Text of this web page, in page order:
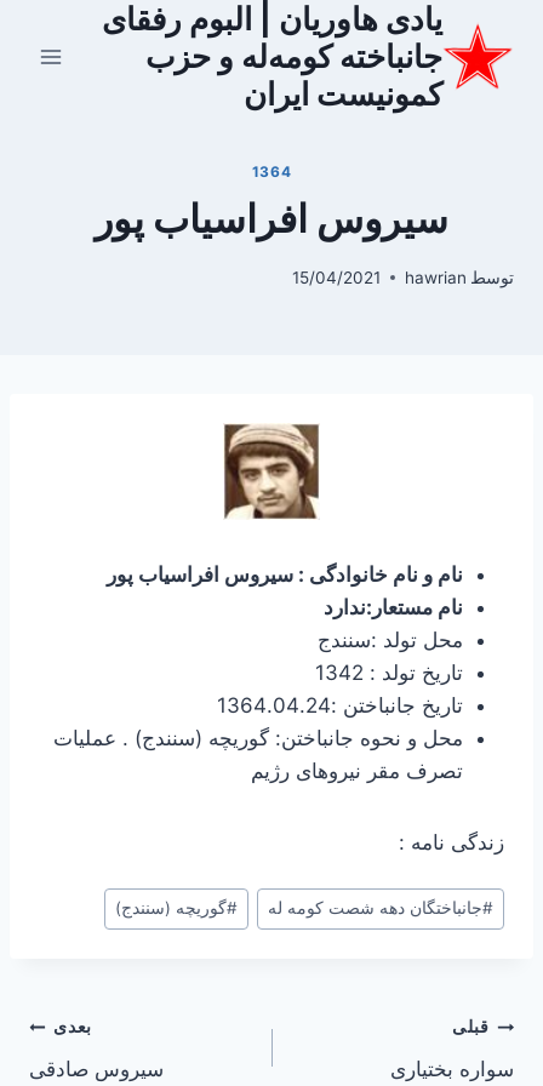
محتوا
یادی هاوریان | البوم رفقای
جانباخته کومه‌له و حزب
کمونیست ایران
1364
سیروس افراسیاب پور
توسط hawrian
15/04/2021
نام و نام خانوادگی : سیروس افراسیاب پور
نام مستعار:ندارد
محل تولد :سنندج
تاریخ تولد : 1342
تاریخ جانباختن :1364.04.24
محل و نحوه جانباختن: گوریچه (سنندج) . عملیات
تصرف مقر نیروهای رژیم
زندگی نامه :
#جانباختگان دهه شصت کومه له #گوریچه (سنندج)
راهبری
قبلی
سواره بختیاری
بعدی
سیروس صادقی